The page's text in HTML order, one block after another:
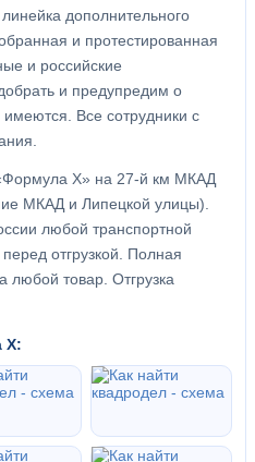
дополнительного
и протестированная
и российские
и предупредим о
Все сотрудники с
X» на 27-й км МКАД
МКАД и Липецкой улицы).
любой транспортной
отгрузкой. Полная
любой товар. Отгрузка
Х: